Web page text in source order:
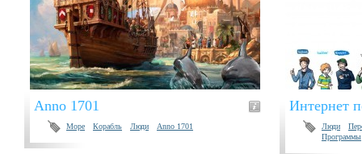
Anno 1701
Море Корабль Люди Anno 1701
Интернет
Люди
Программы